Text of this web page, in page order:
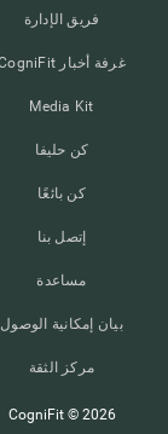
فريق الإدارة
غرفة أخبار CogniFit
Media Kit
كن حليفا
كن بائعًا
إتصل بنا
مساعدة
بيان إمكانية الوصول
مركز الثقة
CogniFit © 2026